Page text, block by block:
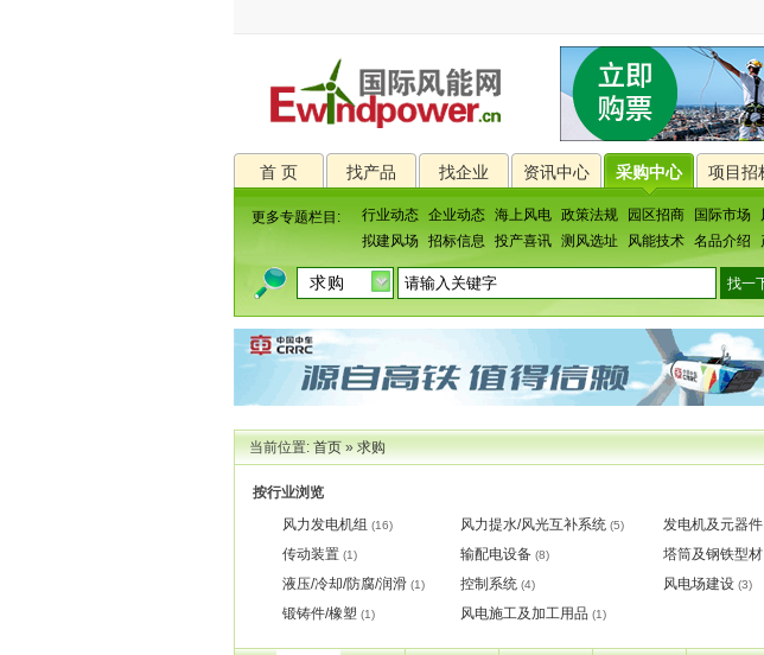
首 页 找产品 找企业 资讯中心 采购中心 项目招
更多专题栏目: 行业动态 企业动态 海上风电 政策法规 园区招商 国际市场
拟建风场
招标信息 投产喜讯 测风选址 风能技术 名品介绍
当前位置:首页»求购
按行业浏览
风力发电机组 (16) 风力提水/风光互补系统 (5) 发电机及元器件
传动装置 (1) 输配电设备 (8) 塔筒及钢铁型材
液压/冷却/防腐/润滑 (1) 控制系统 (4) 风电场建设 (3)
锻铸件/橡塑 (1) 风电施工及加工用品 (1)